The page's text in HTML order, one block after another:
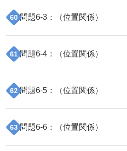
60 問題6-3 ：（位置関係）
61 問題6-4 ：（位置関係）
62 問題6-5 ：（位置関係）
63 問題6-6 ：（位置関係）